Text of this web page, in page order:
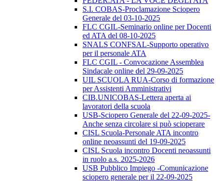
S.I. COBAS-Proclamazione Sciopero
Generale del 03-10-2025
FLC CGIL-Seminario online per Docenti
ed ATA del 08-10-2025
SNALS CONFSAL-Supporto operativo
per il personale ATA
FLC CGIL - Convocazione Assemblea
Sindacale online del 29-09-2025
UIL SCUOLA RUA-Corso di formazione
per Assistenti Amministrativi
CIB.UNICOBAS-Lettera aperta ai
lavoratori della scuola
USB-Sciopero Generale del 22-09-2025-
Anche senza circolare si può scioperare
CISL Scuola-Personale ATA incontro
online neoassunti del 19-09-2025
CISL Scuola incontro Docenti neoassunti
in ruolo a.s. 2025-2026
USB Pubblico Impiego -Comunicazione
sciopero generale per il 22-09-2025